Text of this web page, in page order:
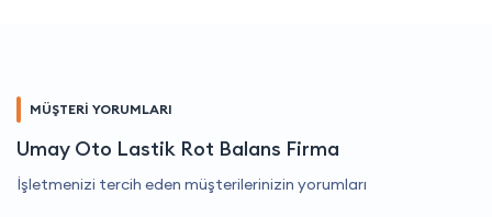
MÜŞTERİ YORUMLARI
Umay Oto Lastik Rot Balans Firma
İşletmenizi tercih eden müşterilerinizin yorumları